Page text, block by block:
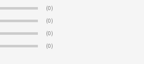
(0)
(0)
(0)
(0)